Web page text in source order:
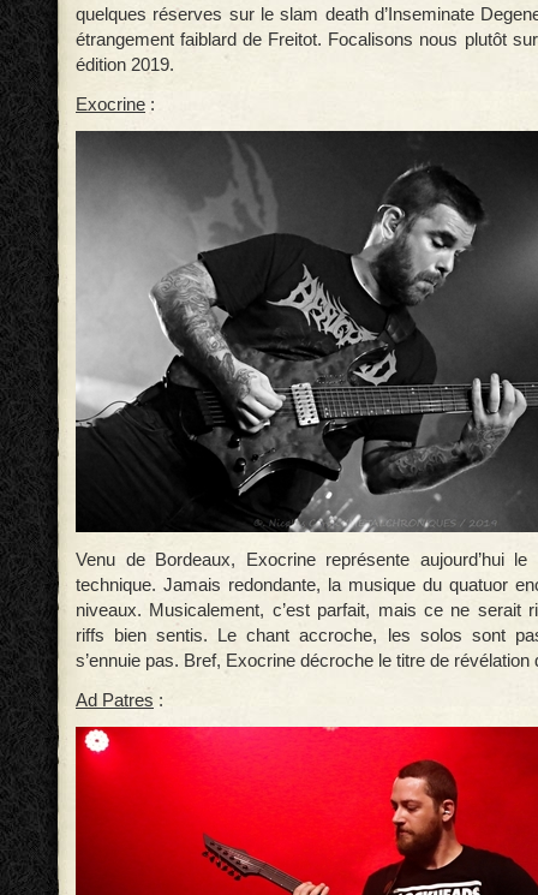
quelques réserves sur le slam death d’Inseminate
étrangement faiblard de Freitot. Focalisons nous plutôt
édition 2019.
Exocrine :
Venu de Bordeaux, Exocrine représente aujourd’hui
technique. Jamais redondante, la musique du quatuor
niveaux. Musicalement, c’est parfait, mais ce ne serait
riffs bien sentis. Le chant accroche, les solos sont
s’ennuie pas. Bref, Exocrine décroche le titre de révélation
Ad Patres :